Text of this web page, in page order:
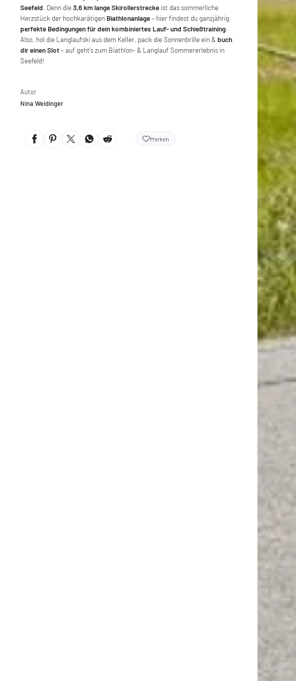
Seefeld. Denn die3,6 km lange Skirollerstrecke ist das sommerliche
Herzstück der hochkarätigen Biathlonanlage– hier findest du ganzjährig
perfekte Bedingungen für dein kombiniertes Lauf- und Schießtraining.
Also, hol die Langlaufski aus dem Keller, pack die Sonnenbrille ein & buch
dir einen Slot– auf geht’s zum Biathlon- & Langlauf Sommererlebnis in
Seefeld!
Autor
Nina Weidinger
Merken